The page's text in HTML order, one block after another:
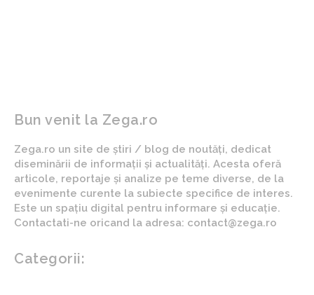
Bun venit la Zega.ro
Zega.ro un site de știri / blog de noutăți, dedicat
diseminării de informații și actualități. Acesta oferă
articole, reportaje și analize pe teme diverse, de la
evenimente curente la subiecte specifice de interes.
Este un spațiu digital pentru informare și educație.
Contactati-ne oricand la adresa: contact@zega.ro
Categorii: